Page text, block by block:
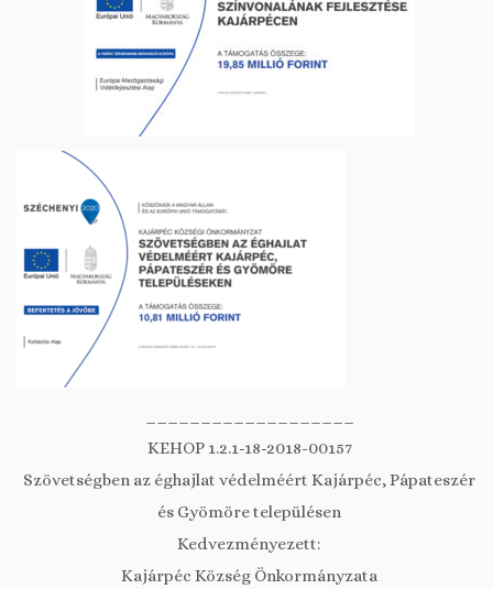
KEHOP 1.2.1-18-2018-00157
Szövetségben az éghajlat védelméért Kajárpéc, Pápateszér
és Gyömöre településen
Kedvezményezett:
Kajárpéc Község Önkormányzata